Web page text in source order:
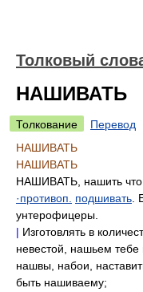
Толковый
НАШИВАТЬ
Толкование
Перевод
НАШИВАТЬ
НАШИВАТЬ
НАШИВАТЬ, нашить что,
·противоп.
подшивать
унтерофицеры.
| Изготовлять в
невестой, нашьем тебе
нашвы, набои,
быть нашиваему;